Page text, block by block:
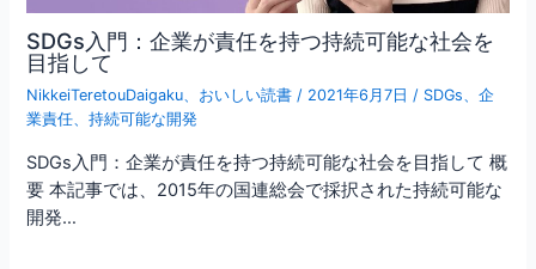
SDGs入門：企業が責任を持つ持続可能な社会を
目指して
NikkeiTeretouDaigaku、 おいしい読書 / 2021年6月7日 / SDGs、企
業責任、持続可能な開発
SDGs入門：企業が責任を持つ持続可能な社会を目指して 概
要 本記事では、2015年の国連総会で採択された持続可能な
開発…